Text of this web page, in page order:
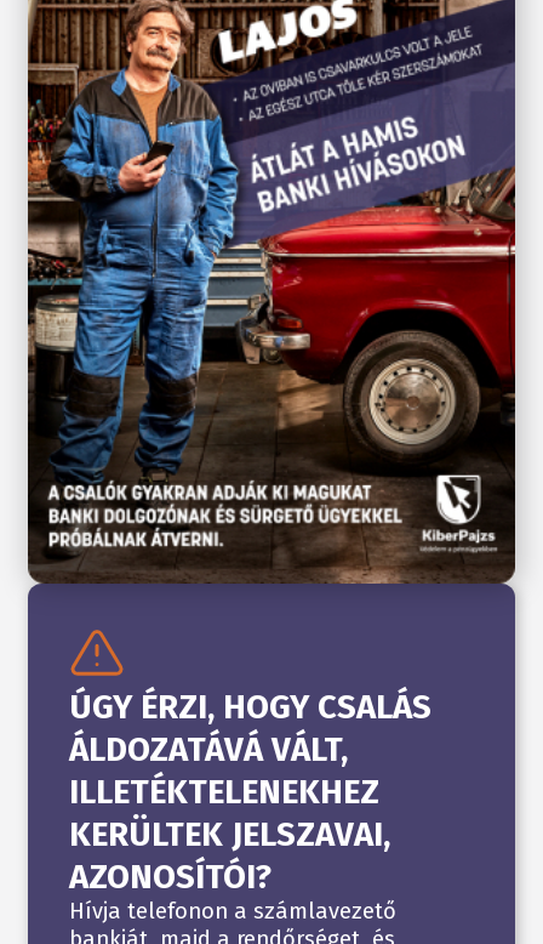
ÚGY ÉRZI, HOGY CSALÁS
ÁLDOZATÁVÁ VÁLT,
ILLETÉKTELENEKHEZ
KERÜLTEK JELSZAVAI,
AZONOSÍTÓI?
Hívja telefonon a számlavezető